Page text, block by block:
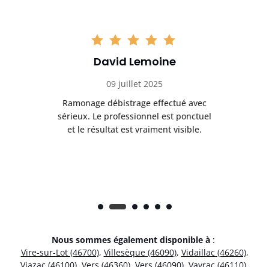
David Lemoine
09 juillet 2025
Ramonage débistrage effectué avec
sérieux. Le professionnel est ponctuel
et le résultat est vraiment visible.
Nous sommes également disponible à :
Vire-sur-Lot (46700), Villesèque (46090), Vidaillac (46260),